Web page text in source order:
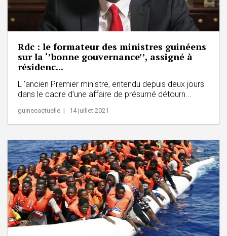
Rdc : le formateur des ministres guinéens
sur la ‘’bonne gouvernance’’, assigné à
résidenc...
L ’ancien Premier ministre, entendu depuis deux jours
dans le cadre d’une affaire de présumé détourn...
guineeactuelle | 14 juillet 2021